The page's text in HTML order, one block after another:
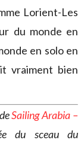
Lorient-Les
du monde en
en solo en
vraiment bien
Sailing Arabia –
du sceau du